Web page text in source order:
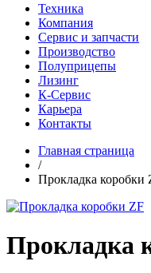
Техника
Компания
Сервис и запчасти
Производство
Полуприцепы
Лизинг
К-Сервис
Карьера
Контакты
Главная страница
/
Прокладка коробки
Прокладка